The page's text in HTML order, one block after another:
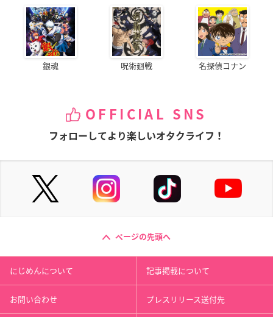
銀魂 呪術廻戦 名探偵コナン
OFFICIAL SNS
フォローしてより楽しいオタクライフ！
ページの先頭へ
にじめんについて 記事掲載について
お問い合わせ プレスリリース送付先